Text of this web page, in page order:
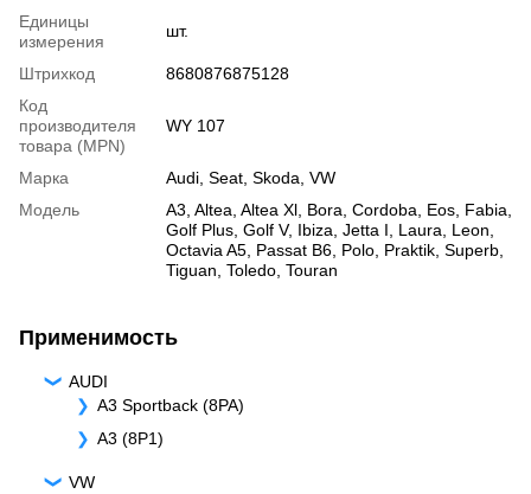
Единицы
измерения
шт.
Штрихкод
8680876875128
Код
производителя
товара (MPN)
WY 107
Марка Audi Seat Skoda VW
Модель
A3 Altea Altea Xl Bora Cordoba Eos Fabia
Golf Plus Golf V, Ibiza Jetta I Laura Leon
Octavia A5 Passat B6 Polo Praktik Superb
Tiguan Toledo Touran
Применимость
AUDI
A3 Sportback (8PA)
A3 (8P1)
VW